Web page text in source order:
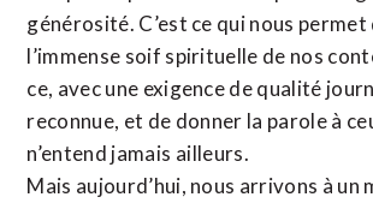
générosité. C’est ce qui nous
l’immense soif spirituelle de nos
ce, avec une exigence de qualité
reconnue, et de donner la parole à
n’entend jamais ailleurs.
Mais aujourd’hui, nous arrivons à un